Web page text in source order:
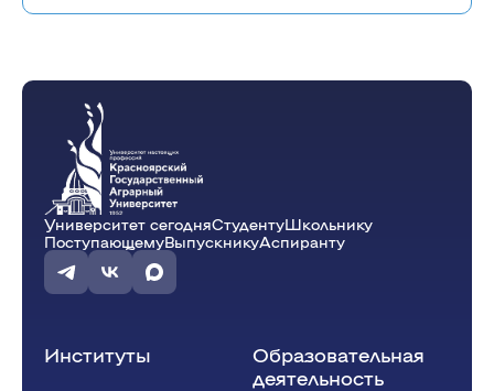
Университет сегодняСтудентуШкольнику
ПоступающемуВыпускникуАспиранту
Институты
Образовательная
деятельность